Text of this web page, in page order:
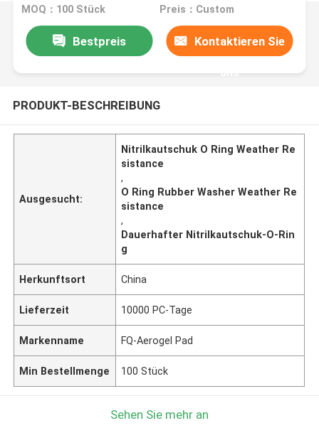
MOQ：100 Stück Preis：Custom
Bestpreis Kontaktieren Sie
uns
PRODUKT-BESCHREIBUNG
Ausgesucht:
Nitrilkautschuk O Ring Weather Re
sistance
,
O Ring Rubber Washer Weather Re
sistance
,
Dauerhafter Nitrilkautschuk-O-Rin
g
Herkunftsort China
Lieferzeit 10000 PC-Tage
Markenname FQ-Aerogel Pad
Min Bestellmenge 100 Stück
Sehen Sie mehr an